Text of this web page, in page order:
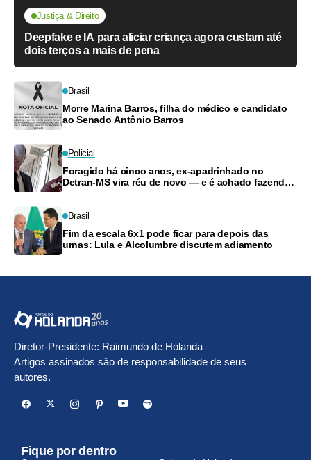
Justiça & Direito
Deepfake e IA para aliciar criança agora custam até
dois terços a mais de pena
Brasil
Morre Marina Barros, filha do médico e candidato
ao Senado Antônio Barros
Policial
Foragido há cinco anos, ex-apadrinhado no
Detran-MS vira réu de novo — e é achado fazendo
Brasil
Fim da escala 6x1 pode ficar para depois das
urnas: Lula e Alcolumbre discutem adiamento
Diretor-Presidente: Raimundo de Holanda
Artigos assinados são de responsabilidade de seus
autores.
Fique por dentro